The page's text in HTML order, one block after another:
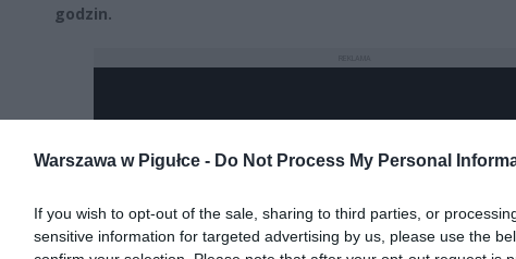
Warszawa w Pigułce - Do Not Process My Personal
If you wish to opt-out of the sale, sharing to third parties, or
sensitive information for targeted advertising by us, please use the
godzin.
Play